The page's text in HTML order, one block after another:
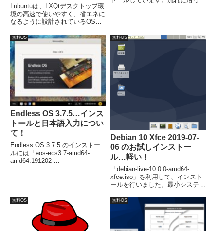
Lubuntuは、LXQtデスクトップ環
境の高速で使いやすく、省エネに
なるように設計されているOS。
desktop-amd64.iso」のイメージ
を利用してインストール。なお、
日本語入力設定は別途行います。
無料OS
Endless OS 3.7.5…インス
トールと日本語入力につい
て！
Endless OS 3.7.5 のインストー
ルには「eos-eos3.7-amd64-
amd64.191202-
ます。
無料OS
Debian 10 Xfce 2019-07-
06 のお試しインストー
ル…軽い！
「debian-live-10.0.0-amd64-
xfce.iso」を利用して、インスト
ールを行いました。最小システム
1GHz、メモリ：512 メガバイ
ト、必要ディスク容量：10GB。
無料OS 無料OS